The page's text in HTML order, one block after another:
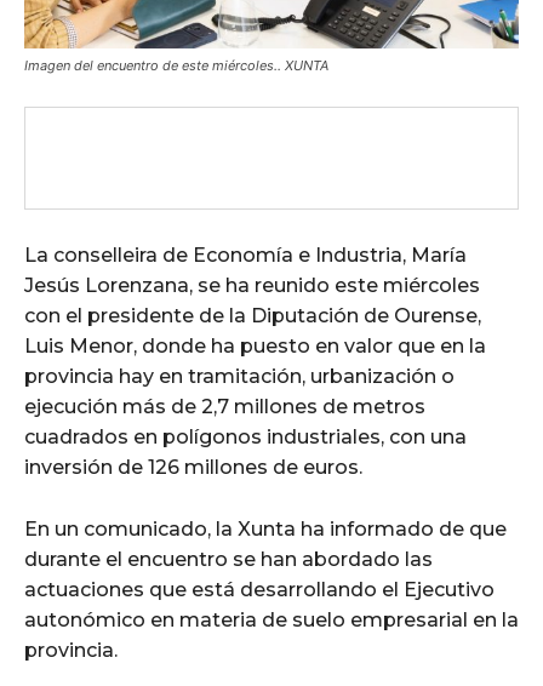
Imagen del encuentro de este miércoles.. XUNTA
La conselleira de Economía e Industria, María
Jesús Lorenzana, se ha reunido este miércoles
con el presidente de la Diputación de Ourense,
Luis Menor, donde ha puesto en valor que en la
provincia hay en tramitación, urbanización o
ejecución más de 2,7 millones de metros
cuadrados en polígonos industriales, con una
inversión de 126 millones de euros.
En un comunicado, la Xunta ha informado de que
durante el encuentro se han abordado las
actuaciones que está desarrollando el Ejecutivo
autonómico en materia de suelo empresarial en la
provincia.